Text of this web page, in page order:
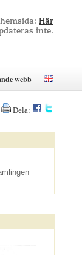
Här
inte.
webb
Dela: